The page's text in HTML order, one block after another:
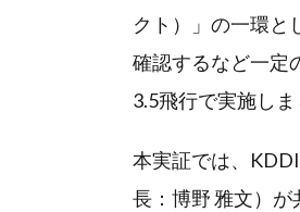
クト）」の一環と
確認するなど一定
3.5飛行で実施しま
本実証では、
長：博野 雅文）